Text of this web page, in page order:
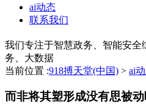
ai动态
联系我们
我们专注于智慧政务、智能安全
务、大数据
当前位置 :918搏天堂(中国) > ai
而非将其塑形成没有思被